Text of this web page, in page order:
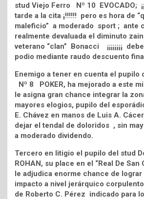
stud Viejo Ferro Nº 10 EVOCADO;
tarde a la cita ¡!!!!!! pero es hora de
maleficio” a moderado sport ; ante
realmente devaluada el diminuto
veterano “clan” Bonacci ¡¡¡¡¡¡¡¡
podio mediante raudo descuento final
Enemigo a tener en cuenta el pupilo
Nº 8 POKER, ha mejorado a este
le asigna gran chance integrar la
mayores elogios, pupilo del
E. Chávez en manos de Luis A.
dejar el tendal de doloridos , sin
a moderado dividendo.
Tercero en litigio el pupilo del stud
ROHAN, su place en el “Real De
le adjudica enorme chance de lograr
impacto a nivel jerárquico
de Roberto C. Pérez indicado para